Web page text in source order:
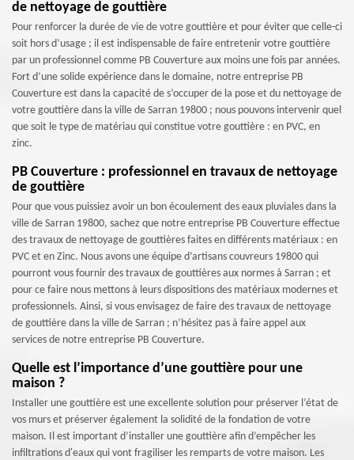
de nettoyage de gouttière
Pour renforcer la durée de vie de votre gouttière et pour éviter que celle-ci
soit hors d’usage ; il est indispensable de faire entretenir votre gouttière
par un professionnel comme PB Couverture aux moins une fois par années.
Fort d’une solide expérience dans le domaine, notre entreprise PB
Couverture est dans la capacité de s’occuper de la pose et du nettoyage de
votre gouttière dans la ville de Sarran 19800 ; nous pouvons intervenir quel
que soit le type de matériau qui constitue votre gouttière : en PVC, en
zinc.
PB Couverture : professionnel en travaux de nettoyage
de gouttière
Pour que vous puissiez avoir un bon écoulement des eaux pluviales dans la
ville de Sarran 19800, sachez que notre entreprise PB Couverture effectue
des travaux de nettoyage de gouttières faites en différents matériaux : en
PVC et en Zinc. Nous avons une équipe d’artisans couvreurs 19800 qui
pourront vous fournir des travaux de gouttières aux normes à Sarran ; et
pour ce faire nous mettons à leurs dispositions des matériaux modernes et
professionnels. Ainsi, si vous envisagez de faire des travaux de nettoyage
de gouttière dans la ville de Sarran ; n’hésitez pas à faire appel aux
services de notre entreprise PB Couverture.
Quelle est l’importance d’une gouttière pour une
maison ?
Installer une gouttière est une excellente solution pour préserver l’état de
vos murs et préserver également la solidité de la fondation de votre
maison. Il est important d’installer une gouttière afin d’empêcher les
infiltrations d'eaux qui vont fragiliser les remparts de votre maison. Les